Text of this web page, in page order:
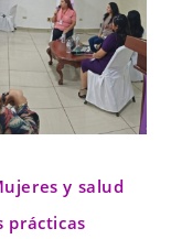
y salud
prácticas